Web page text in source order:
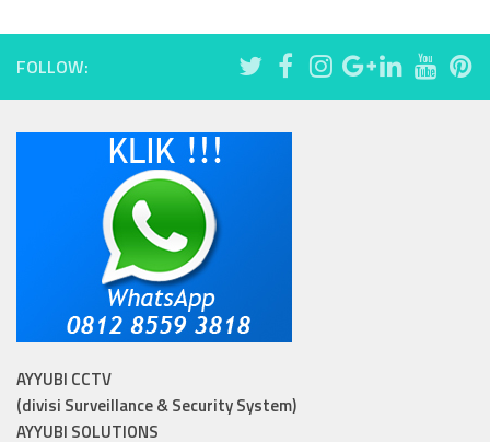
FOLLOW:
AYYUBI CCTV
(divisi Surveillance & Security System)
AYYUBI SOLUTIONS